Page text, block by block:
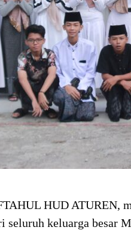
HUD ATUREN,
seluruh keluarga